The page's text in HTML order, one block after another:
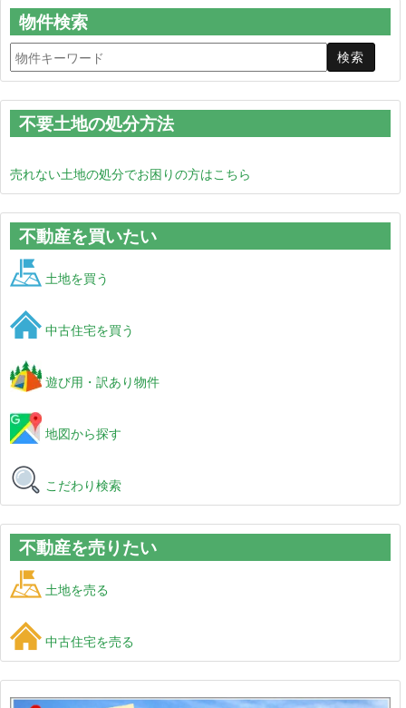
物件検索
不要土地の処分方法
売れない土地の処分でお困りの方はこちら
不動産を買いたい
土地を買う
中古住宅を買う
遊び用・訳あり物件
地図から探す
こだわり検索
不動産を売りたい
土地を売る
中古住宅を売る